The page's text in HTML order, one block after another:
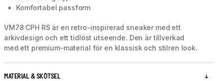
Komfortabel passform
VM78 CPH RS är en retro-inspirerad sneaker med ett
arkivdesign och ett tidlöst utseende. Den är tillverkad
med ett premium-material för en klassisk och stilren look.
MATERIAL & SKÖTSEL